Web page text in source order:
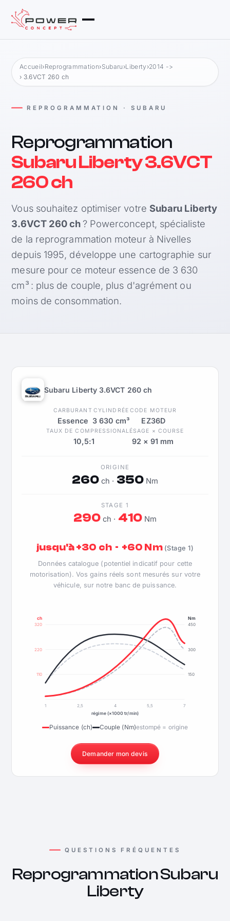
Accueil›Reprogrammation›Subaru ›Liberty ›2014 ->
› 3.6VCT 260 ch
REPROGRAMMATION · SUBARU
Reprogrammation
Subaru Liberty 3.6VCT
260 ch
Vous souhaitez optimiser votre Subaru Liberty
3.6VCT 260 ch ? Powerconcept, spécialiste
de la reprogrammation moteur à Nivelles
depuis 1995, développe une cartographie sur
mesure pour ce moteur essence de 3 630
cm³ : plus de couple, plus d'agrément ou
moins de consommation.
Subaru Liberty 3.6VCT 260 ch
CARBURANT
Essence
CYLINDRÉE
3 630 cm³
CODE MOTEUR
EZ36D
TAUX DE COMPRESSION
10,5:1
ALÉSAGE × COURSE
92 × 91 mm
ORIGINE
260 ch · 350Nm
STAGE 1
290 ch · 410Nm
jusqu'à +30 ch · +60 Nm (Stage 1)
Données catalogue (potentiel indicatif pour cette
motorisation). Vos gains réels sont mesurés sur votre
véhicule, sur notre banc de puissance.
110
220
320
150
300
450
ch Nm
1 2,5 4 5,5
7
régime (×1000 tr/min)
Puissance (ch) Couple (Nm)estompé = origine
Demander mon devis
QUESTIONS FRÉQUENTES
Reprogrammation Subaru
Liberty